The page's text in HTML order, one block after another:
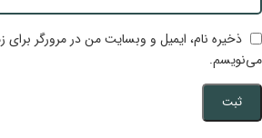
ذخیره نام، ایمیل و وبسایت من در مرورگر برای
می‌نویسم.